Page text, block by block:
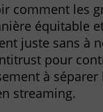
comment les
équitable
juste sans à
pour
à
streaming.